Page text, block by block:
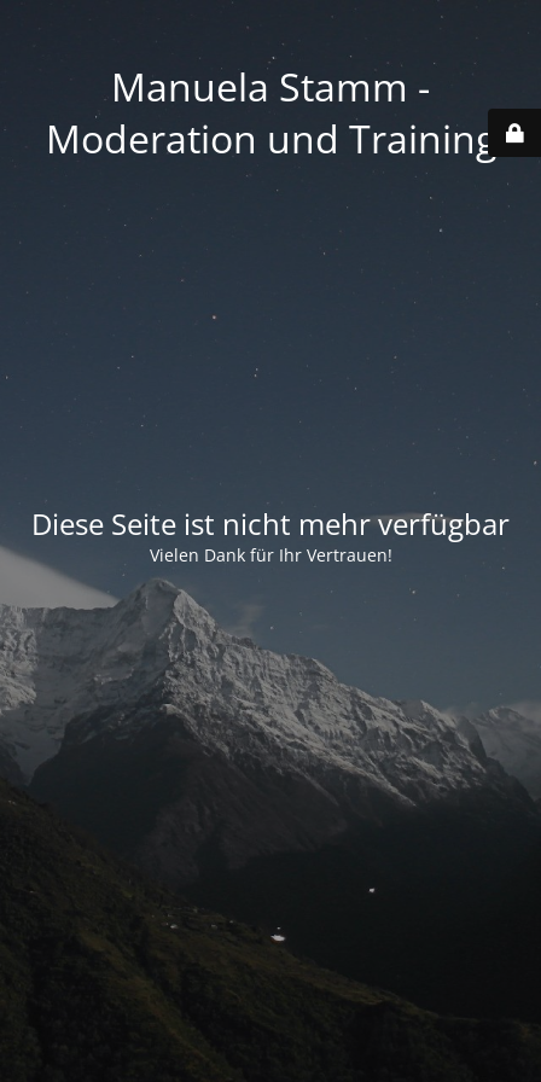
Manuela Stamm -
Moderation und Training
Diese Seite ist nicht mehr verfügbar
Vielen Dank für Ihr Vertrauen!